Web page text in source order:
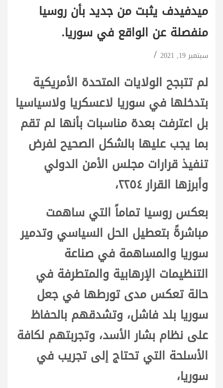
ميدفيدف يثبت من جديد بأن روسيا
منفصلة عن الواقع في سوريا.
سبتمبر 19, 2021
لم تتبجح الولايات المتحدة الأمريكية
بتدخلها في سوريا لاعسكريا ولاسياسيا
بل اعترفت بعدة مناسبات بأنها لم تقم
بما يجب عليها بالشكل الصحيح لفرض
تنفيذ قرارات مجلس الأمن الدولي
وأبرزها القرار ٢٢٥٤،
بعكس روسيا تماماً التي ساهمت
مباشرةً بتعطيل الحل السياسي وتدمير
سوريا والمساهمة في صناعة
التنظيمات الإرهابية والمتطرفة في
حالة تعكس مدى تورطها في جعل
سوريا بلد فاشل، وتشدقهم بالحفاظ
على نظام بشار الأسد، وتجربتهم لكافة
الأسلحة التي تحتاج إلى تجريب في
سوريا،